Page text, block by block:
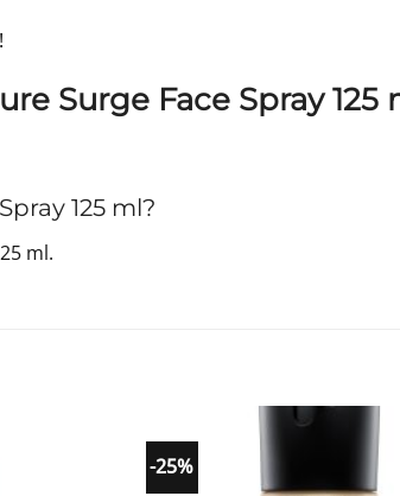
Surge Face Spray 125
125 ml?
ml.
-25%